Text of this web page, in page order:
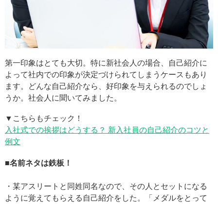
第一印象はとても大切。特に新社会人の場合、自己紹介に
よって社内での印象が決定づけられてしまうケースもあり
ます。どんな自己紹介なら、好印象を与えられるのでしょ
うか。社会人に聞いてみました。
▼こちらもチェック！
入社式での挨拶はどうする？ 新入社員の自己紹介のコツと
例文
■名前ネタは鉄板！
・某アスリートと同姓同名なので、その人とセットになる
ように覚えてもらえる自己紹介をした。「メダルをとって